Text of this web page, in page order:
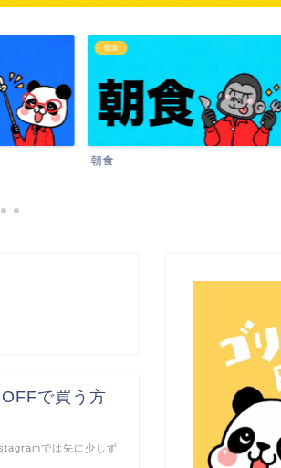
朝食
朝食
で買う方
では先に少しず